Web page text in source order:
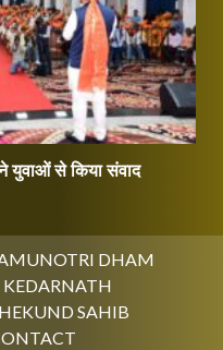
ने युवाओं से किया संवाद
DHAM
KEDARNATH
HEKUND SAHIB